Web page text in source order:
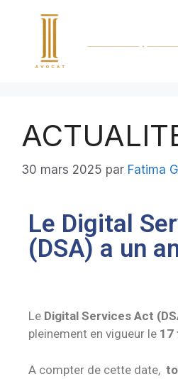
30 mars 2025 par Fatima
Le Digital
(DSA) a un
Le Digital Services Act
pleinement en vigueur le 17
A compter de cette date,